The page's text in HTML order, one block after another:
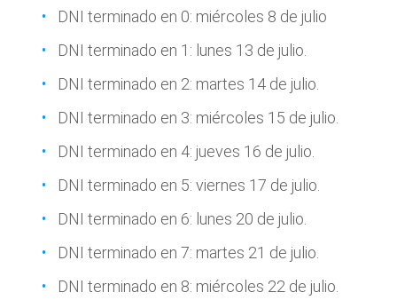
DNI terminado en 0: miércoles 8 de julio
DNI terminado en 1: lunes 13 de julio.
DNI terminado en 2: martes 14 de julio.
DNI terminado en 3: miércoles 15 de julio.
DNI terminado en 4: jueves 16 de julio.
DNI terminado en 5: viernes 17 de julio.
DNI terminado en 6: lunes 20 de julio.
DNI terminado en 7: martes 21 de julio.
DNI terminado en 8: miércoles 22 de julio.